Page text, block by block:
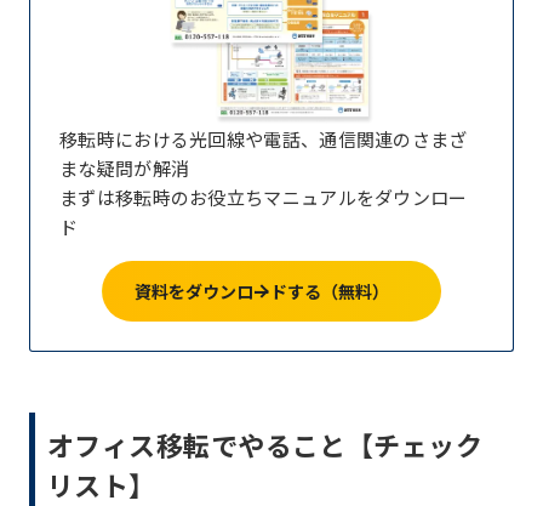
移転時における光回線や電話、通信関連のさまざ
まな疑問が解消
まずは移転時のお役立ちマニュアルをダウンロー
ド
資料をダウンロードする（無料）
オフィス移転でやること【チェック
リスト】